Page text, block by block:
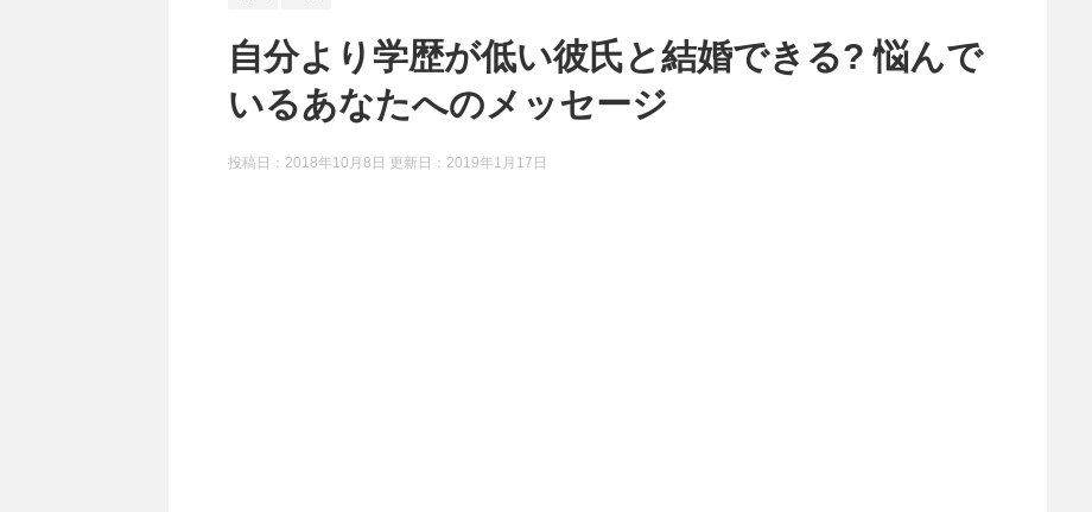
自分より学歴が低い彼氏と結婚できる? 悩んで
いるあなたへのメッセージ
投稿日：2018年10月8日 更新日： 2019年1月17日